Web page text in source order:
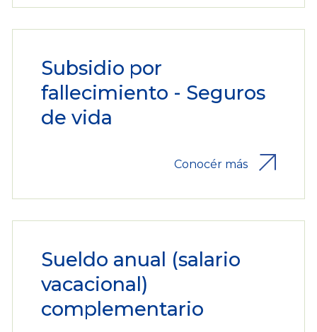
Subsidio por
fallecimiento - Seguros
de vida
Conocér más
Sueldo anual (salario
vacacional)
complementario